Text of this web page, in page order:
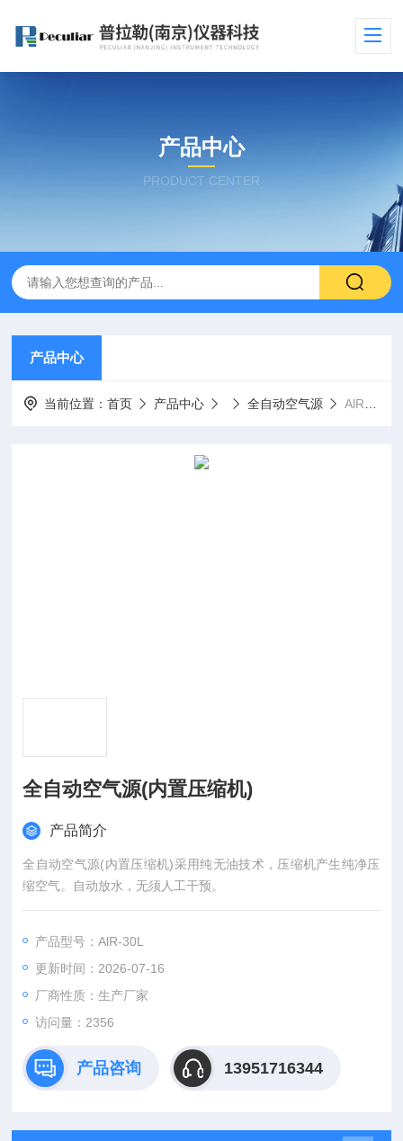
产品中心
PRODUCT CENTER
产品中心
当前位置：首页 产品中心 全自动空气源 AlR-30L全自动空气源(内置压缩机)
全自动空气源(内置压缩机)
产品简介
全自动空气源(内置压缩机)采用纯无油技术，压缩机产生纯净压
缩空气。自动放水，无须人工干预。
产品型号：AlR-30L
更新时间：2026-07-16
厂商性质：生产厂家
访问量：2356
产品咨询 13951716344